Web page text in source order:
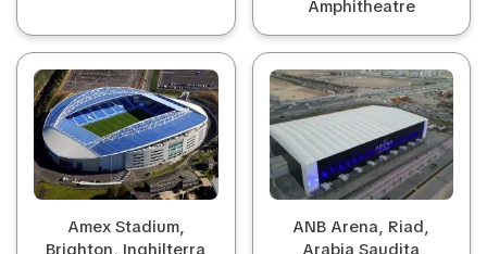
Amphitheatre
Amex Stadium,
Brighton, Inghilterra
ANB Arena, Riad,
Arabia Saudita